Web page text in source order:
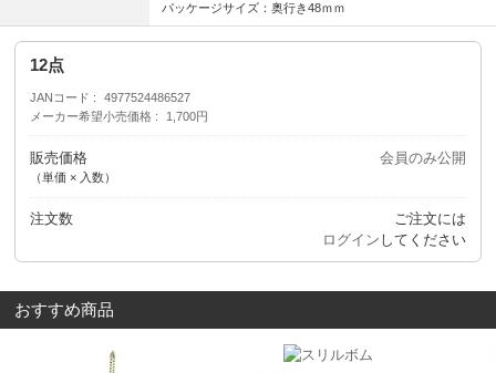
パッケージサイズ：奥行き48ｍｍ
12点
JANコード
4977524486527
メーカー希望小売価格
1,700円
販売価格
（単価 × 入数）
会員のみ公開
注文数
ご注文には
ログイン してください
おすすめ商品